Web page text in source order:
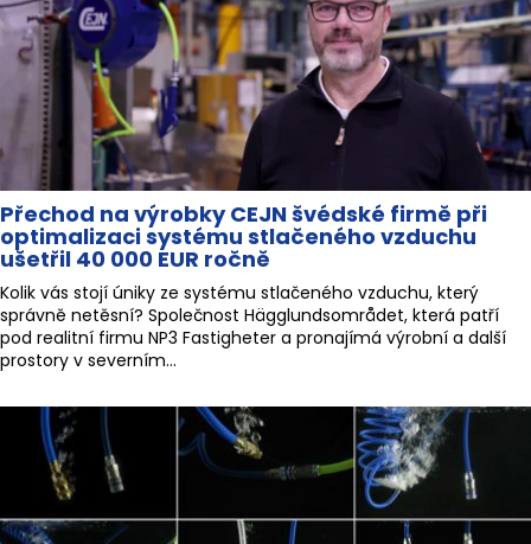
Přechod na výrobky CEJN švédské firmě při
optimalizaci systému stlačeného vzduchu
ušetřil 40 000 EUR ročně
Kolik vás stojí úniky ze systému stlačeného vzduchu, který
správně netěsní? Společnost Hägglundsområdet, která patří
pod realitní firmu NP3 Fastigheter a pronajímá výrobní a další
prostory v severním...